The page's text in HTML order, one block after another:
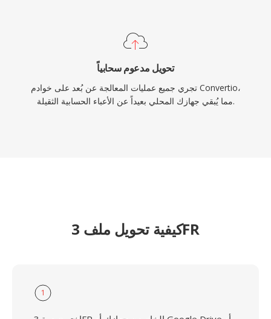
تحويل مدعوم سحابياً
تجري جميع عمليات المعالجة عن بُعد على خوادم Convertio،
مما يُبقي جهازك المحلي بعيداً عن الأعباء الحسابية الثقيلة.
كيفية تحويل ملف 3FR
1